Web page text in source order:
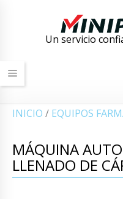
Un servicio
INICIO / EQUIPOS
MÁQUINA
LLENADO DE